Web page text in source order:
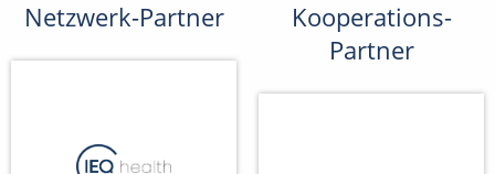
Netzwerk-Partner
Kooperations-
Partner